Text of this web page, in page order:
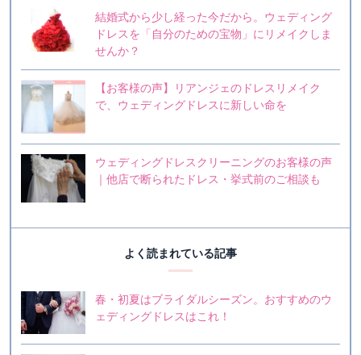
結婚式から少し経った今だから。ウェディング
ドレスを「自分のための宝物」にリメイクしま
せんか？
【お客様の声】リアンジェのドレスリメイク
で、ウェディングドレスに新しい命を
ウェディングドレスクリーニングのお客様の声
｜他店で断られたドレス・挙式前のご相談も
よく読まれている記事
春・初夏はブライダルシーズン。おすすめのウ
ェディングドレスはこれ！